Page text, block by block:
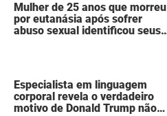
Mulher de 25 anos que morreu
por eutanásia após sofrer
abuso sexual identificou seus
Especialista em linguagem
corporal revela o verdadeiro
motivo de Donald Trump não